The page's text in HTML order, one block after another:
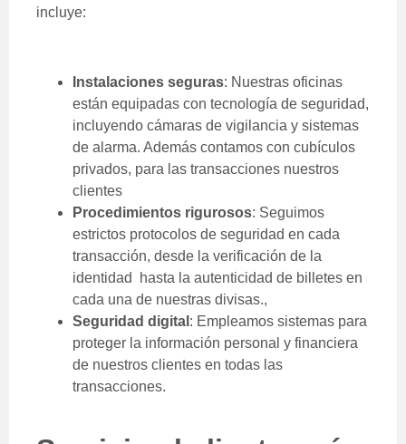
incluye:
Instalaciones seguras: Nuestras oficinas
están equipadas con tecnología de seguridad,
incluyendo cámaras de vigilancia y sistemas
de alarma. Además contamos con cubículos
privados, para las transacciones nuestros
clientes
Procedimientos rigurosos: Seguimos
estrictos protocolos de seguridad en cada
transacción, desde la verificación de la
identidad hasta la autenticidad de billetes en
cada una de nuestras divisas.,
Seguridad digital : Empleamos sistemas para
proteger la información personal y financiera
de nuestros clientes en todas las
transacciones.